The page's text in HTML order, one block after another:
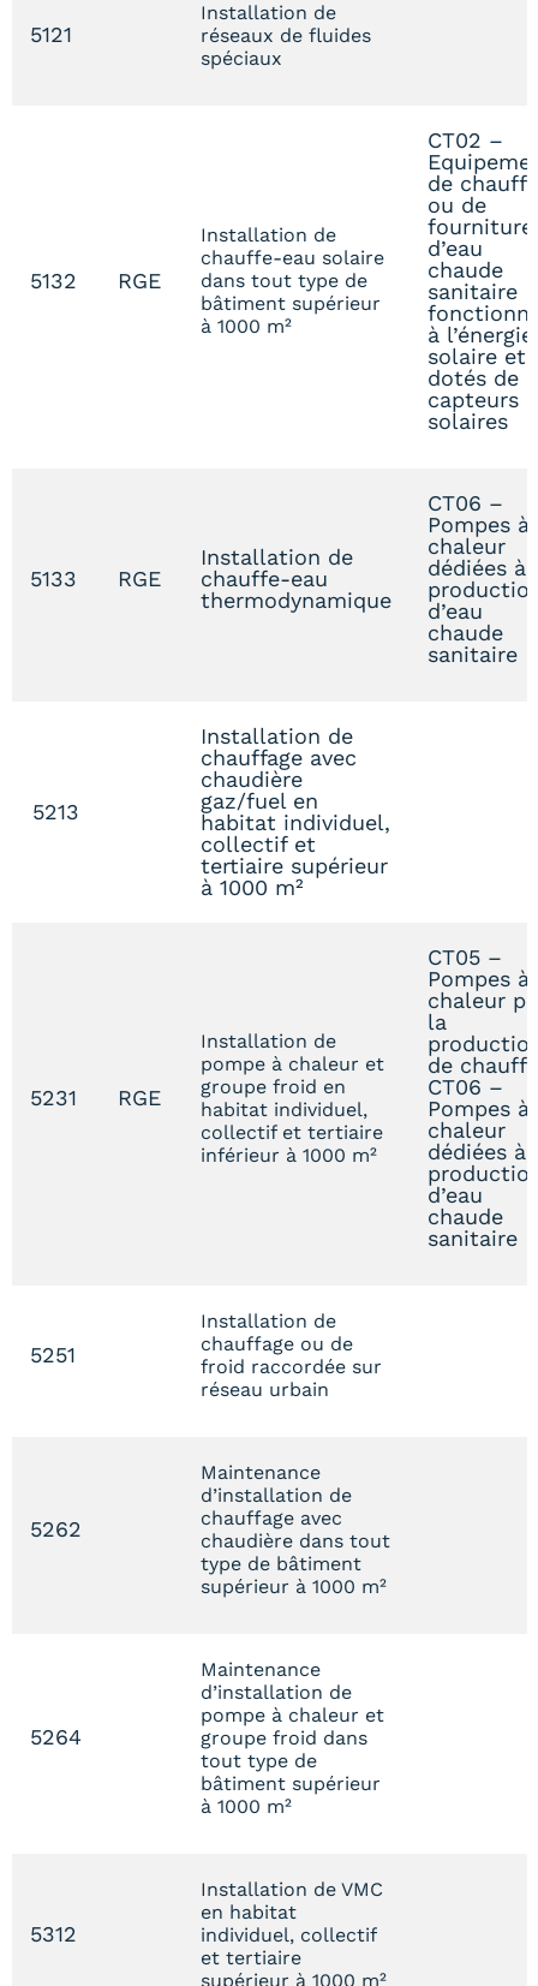
5121
Installation de
réseaux de fluides
spéciaux
5132 RGE
Installation de
chauffe-eau solaire
dans tout type de
bâtiment supérieur
à 1000 m²
CT02 –
de
ou de
fourniture
d’eau
chaude
sanitaire
à l’énergie
solaire et
dotés de
capteurs
solaires
5133 RGE
Installation de
chauffe-eau
thermodynamique
CT06 –
Pompes à
chaleur
dédiées à
d’eau
chaude
sanitaire
5213
Installation de
chauffage avec
chaudière
gaz/fuel en
habitat individuel,
collectif et
tertiaire supérieur
à 1000 m²
5231 RGE
Installation de
pompe à chaleur et
groupe froid en
habitat individuel,
collectif et tertiaire
inférieur à 1000 m²
CT05 –
Pompes à
chaleur
la
de
CT06 –
Pompes à
chaleur
dédiées à
d’eau
chaude
sanitaire
5251
Installation de
chauffage ou de
froid raccordée sur
réseau urbain
5262
Maintenance
d’installation de
chauffage avec
chaudière dans tout
type de bâtiment
supérieur à 1000 m²
5264
Maintenance
d’installation de
pompe à chaleur et
groupe froid dans
tout type de
bâtiment supérieur
à 1000 m²
5312
Installation de VMC
en habitat
individuel, collectif
et tertiaire
supérieur à 1000 m²